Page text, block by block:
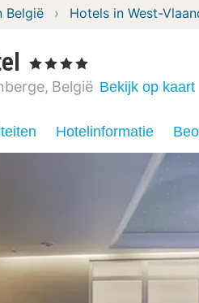
België Hotels in West-
, 4 Sterren
België Bekijk op kaart
Hotelinformatie